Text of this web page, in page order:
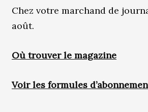
Chez votre marchand de
août.
Où trouver le magazine
Voir les formules